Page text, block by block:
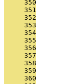
     350
     351
     352
     353
     354
     355
     356
     357
     358
     359
     360